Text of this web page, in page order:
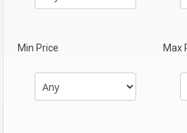
Min Price Max